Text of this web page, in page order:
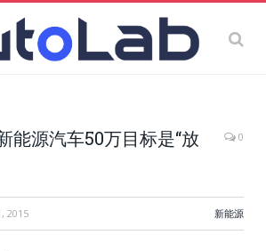
能源汽车50万目标是“放
0
2015 新能源